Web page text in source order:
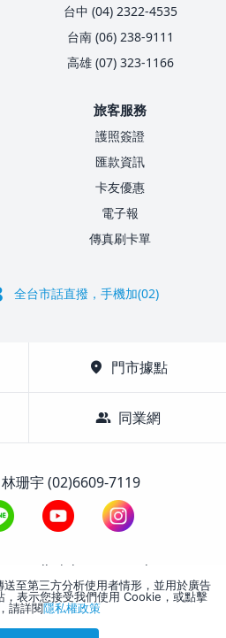
台中 (04) 2322-4535
台南 (06) 238-9111
高雄 (07) 323-1166
旅客服務
護照簽證
匯款資訊
卡友優惠
電子報
傳真刷卡單
全台市話直撥，手機加(02)
location_on 門市據點
group 同業網
珊宇 (02)6609-7119
All Rights Reserved.
至第三方分析使用者情形，並用於廣告
，表示您接受我們使用 Cookie，或點擊
請詳閱隱私權政策